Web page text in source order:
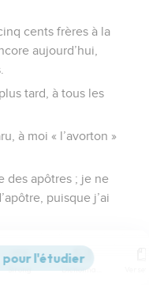
cents frères à la
aujourd’hui,
tard, à tous les
à moi « l’avorton »
des apôtres ; je ne
puisque j’ai
stérile, loin de là :
Strong